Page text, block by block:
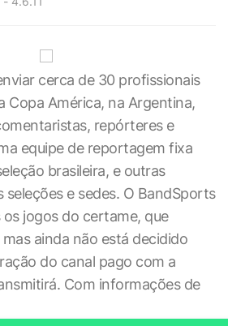
cerca de 30 profissionais
Copa América, na Argentina,
repórteres e
equipe de reportagem fixa
brasileira, e outras
seleções e sedes. O BandSports
jogos do certame, que
ainda não está decidido
do canal pago com a
Com informações de